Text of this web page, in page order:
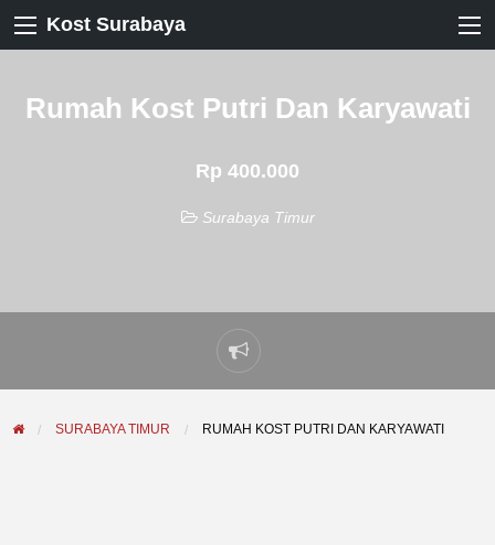
Kost Surabaya
Rumah Kost Putri Dan Karyawati
Rp 400.000
Surabaya Timur
Laporkan
masalah
SURABAYA TIMUR RUMAH KOST PUTRI DAN KARYAWATI